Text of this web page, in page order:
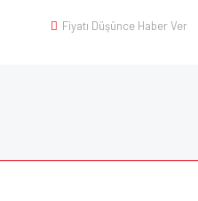
Fiyatı Düşünce Haber Ver